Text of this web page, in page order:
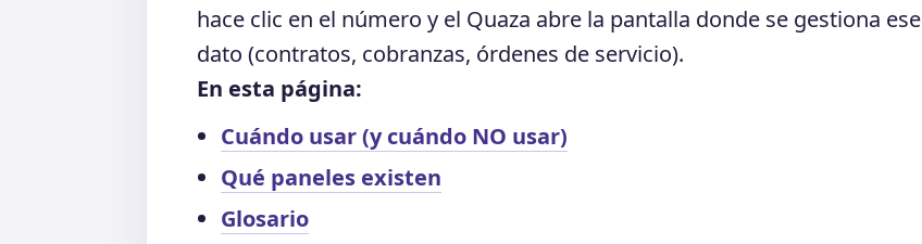
hace clic en el número y el Quaza abre la pantalla donde se gestiona ese
dato (contratos, cobranzas, órdenes de servicio).
En esta página:
Cuándo usar (y cuándo NO usar)
Qué paneles existen
Glosario